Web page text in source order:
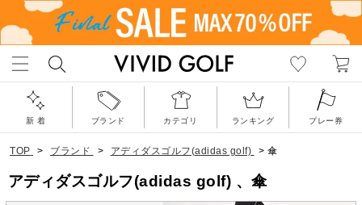
新 着 ブランド カテゴリ ランキング プレー券
TOP > ブランド > アディダスゴルフ(adidas golf) > 傘
アディダスゴルフ(adidas golf) 、傘